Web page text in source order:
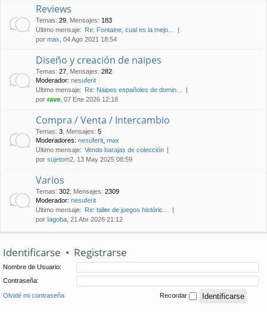
Reviews
Temas: 29 Mensajes: 183
Último mensaje: Re: Fontaine, cual es la mejo…
por max , 04 Ago 2021 18:54
Diseño y creación de naipes
Temas: 27 Mensajes: 282
Moderador: nesuferit
Último mensaje: Re: Naipes españoles de domin…
por rave , 07 Ene 2026 12:18
Compra / Venta / Intercambio
Temas: 3 Mensajes: 5
Moderadores: nesuferit max
Último mensaje: Vendo barajas de colección
por sujetom2 , 13 May 2025 08:59
Varios
Temas: 302 Mensajes: 2309
Moderador: nesuferit
Último mensaje: Re: taller de juegos históric…
por Iagoba , 21 Abr 2026 21:12
Identificarse • Registrarse
Nombre de Usuario:
Contraseña:
Olvidé mi contraseña Recordar